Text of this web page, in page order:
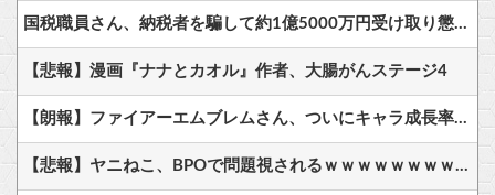
国税職員さん、納税者を騙して約1億5000万円受け取り懲戒免職処分 詐欺などの疑いで刑事告発も
【悲報】漫画『ナナとカオル』作者、大腸がんステージ4
【朗報】ファイアーエムブレムさん、ついにキャラ成長率がゲーム内で見れるようになる
【悲報】ヤニねこ、BPOで問題視されるｗｗｗｗｗｗｗｗｗｗｗｗｗ